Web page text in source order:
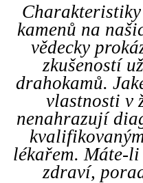
kamenů na
vědecky
zkušeností
drahokamů.
vlastnosti v
nenahrazují
lékařem. Máte-li
zdraví,